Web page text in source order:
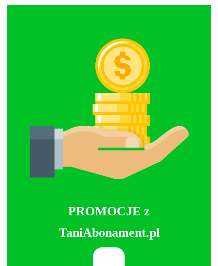
PROMOCJE z
TaniAbonament.pl